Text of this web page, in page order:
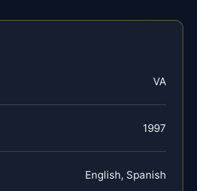
VA
1997
English, Spanish